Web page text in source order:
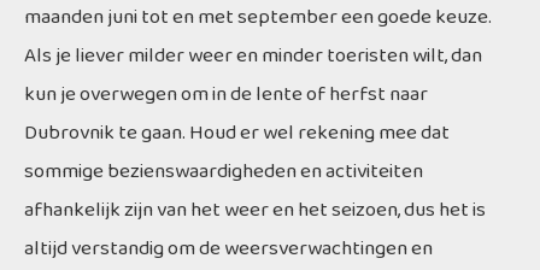
maanden juni tot en met september een goede keuze.
Als je liever milder weer en minder toeristen wilt, dan
kun je overwegen om in de lente of herfst naar
Dubrovnik te gaan. Houd er wel rekening mee dat
sommige bezienswaardigheden en activiteiten
afhankelijk zijn van het weer en het seizoen, dus het is
altijd verstandig om de weersverwachtingen en